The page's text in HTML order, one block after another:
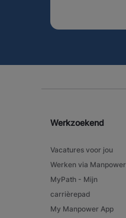
Werkzoekend
Vacatures voor jou
Werken via Manpower
MyPath - Mijn
carrièrepad
My Manpower App